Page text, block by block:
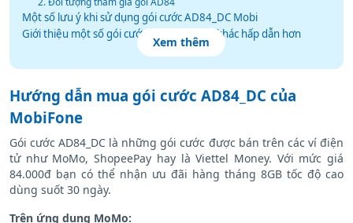
1. Lý do nên mua gói cước AD84?
2. Đối tượng tham giá gói AD84
Một số lưu ý khi sử dụng gói cước AD84_DC Mobi
Giới thiệu một số gói cước 4G MobiFone khác hấp dẫn hơn
Hướng dẫn mua gói cước AD84_DC của
MobiFone
Gói cước AD84_DC là những gói cước được bán trên các ví điện
tử như MoMo, ShopeePay hay là Viettel Money. Với mức giá
84.000đ bạn có thể nhận ưu đãi hàng tháng 8GB tốc độ cao
dùng suốt 30 ngày.